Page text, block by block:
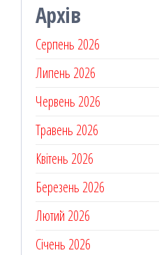
Архів
Серпень 2026
Липень 2026
Червень 2026
Травень 2026
Квітень 2026
Березень 2026
Лютий 2026
Січень 2026